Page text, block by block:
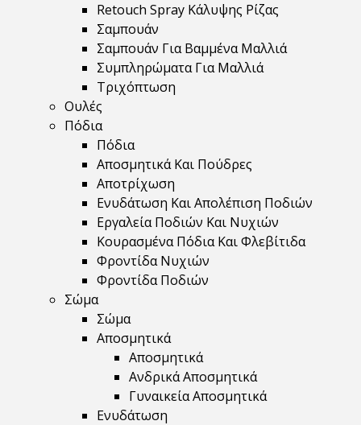
Retouch Spray Κάλυψης Ρίζας
Σαμπουάν
Σαμπουάν Για Βαμμένα Μαλλιά
Συμπληρώματα Για Μαλλιά
Τριχόπτωση
Ουλές
Πόδια
Πόδια
Αποσμητικά Και Πούδρες
Αποτρίχωση
Ενυδάτωση Και Απολέπιση Ποδιών
Εργαλεία Ποδιών Και Νυχιών
Κουρασμένα Πόδια Και Φλεβίτιδα
Φροντίδα Νυχιών
Φροντίδα Ποδιών
Σώμα
Σώμα
Αποσμητικά
Αποσμητικά
Ανδρικά Αποσμητικά
Γυναικεία Αποσμητικά
Ενυδάτωση